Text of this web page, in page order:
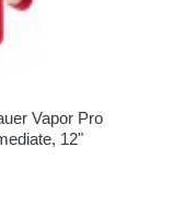
Vapor Pro
12"